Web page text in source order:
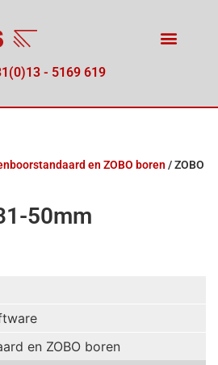
- 5169 619
en ZOBO boren /ZOBO
50mm
en ZOBO boren